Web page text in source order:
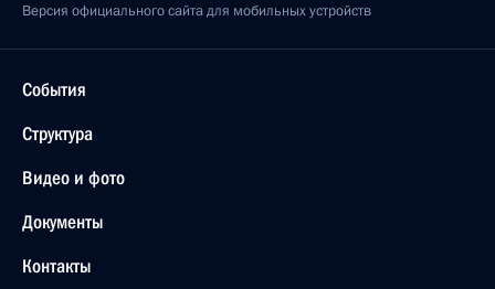
Версия официального сайта для мобильных устройств
События
Структура
Видео и фото
Документы
Контакты